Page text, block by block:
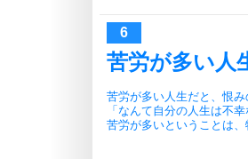
苦労が多い人
苦労が多い人生だと、恨み
「なんて自分の人生は不幸
苦労が多いということは